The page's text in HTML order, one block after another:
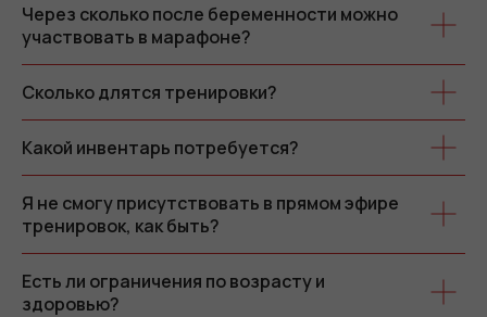
Через сколько после беременности можно
участвовать в марафоне?
Сколько длятся тренировки?
Какой инвентарь потребуется?
Я не смогу присутствовать в прямом эфире
тренировок, как быть?
Есть ли ограничения по возрасту и
здоровью?